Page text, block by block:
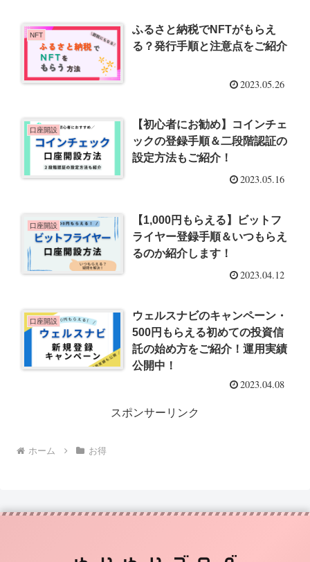
NFT
ふるさと納税でNFTがもらえ
る？発行手順と注意点をご紹介
2023.05.26
口座開設
【初心者にお勧め】コインチェ
ックの登録手順＆二段階認証の
設定方法もご紹介！
2023.05.16
口座開設
【1,000円もらえる】ビットフ
ライヤー登録手順＆いつもらえ
るのか紹介します！
2023.04.12
口座開設
ウェルスナビのキャンペーン・
500円もらえる初めての投資信
託の始め方をご紹介！運用実績
公開中！
2023.04.08
スポンサーリンク
ホーム お得